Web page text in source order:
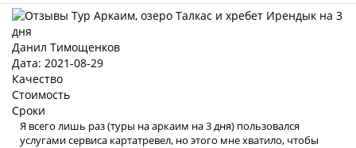
Данил Тимощенков
Дата: 2021-08-29
Качество
Стоимость
Сроки
Я всего лишь раз (туры на аркаим на 3 дня) пользовался
услугами сервиса картатревел, но этого мне хватило, чтобы